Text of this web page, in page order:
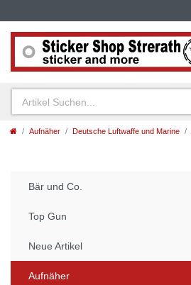
Aufnäher Deutsche Luftwaffe und Marine
Bär und Co.
Top Gun
Neue Artikel
Aufnäher